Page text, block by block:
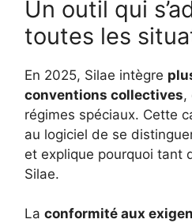
Un outil qui
toutes les
En 2025, Silae intègre
conventions collectives,
régimes spéciaux. Cette
au logiciel de se
et explique pourquoi tant
Silae.
La conformité aux